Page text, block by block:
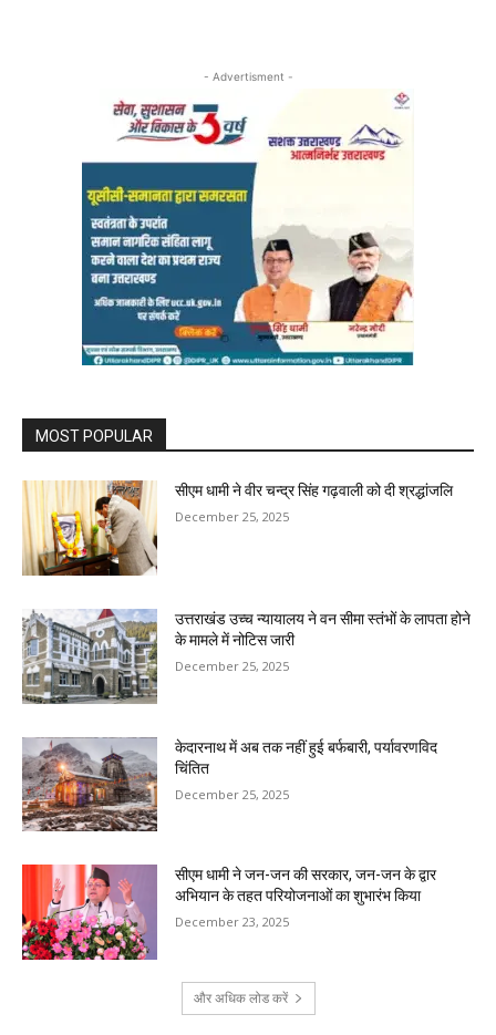
- Advertisment -
MOST POPULAR
सीएम धामी ने वीर चन्द्र सिंह गढ़वाली को दी श्रद्धांजलि
December 25, 2025
उत्तराखंड उच्च न्यायालय ने वन सीमा स्तंभों के लापता होने
के मामले में नोटिस जारी
December 25, 2025
केदारनाथ में अब तक नहीं हुई बर्फबारी, पर्यावरणविद
चिंतित
December 25, 2025
सीएम धामी ने जन-जन की सरकार, जन-जन के द्वार
अभियान के तहत परियोजनाओं का शुभारंभ किया
December 23, 2025
और अधिक लोड करें